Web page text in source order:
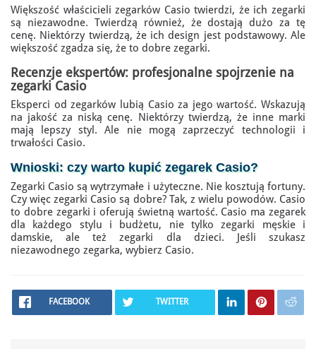
Większość właścicieli zegarków Casio twierdzi, że ich zegarki
są niezawodne. Twierdzą również, że dostają dużo za tę
cenę. Niektórzy twierdzą, że ich design jest podstawowy. Ale
większość zgadza się, że to dobre zegarki.
Recenzje ekspertów: profesjonalne spojrzenie na
zegarki Casio
Eksperci od zegarków lubią Casio za jego wartość. Wskazują
na jakość za niską cenę. Niektórzy twierdzą, że inne marki
mają lepszy styl. Ale nie mogą zaprzeczyć technologii i
trwałości Casio.
Wnioski: czy warto kupić zegarek Casio?
Zegarki Casio są wytrzymałe i użyteczne. Nie kosztują fortuny.
Czy więc zegarki Casio są dobre? Tak, z wielu powodów. Casio
to dobre zegarki i oferują świetną wartość. Casio ma zegarek
dla każdego stylu i budżetu, nie tylko zegarki męskie i
damskie, ale też zegarki dla dzieci. Jeśli szukasz
niezawodnego zegarka, wybierz Casio.
FACEBOOK TWITTER